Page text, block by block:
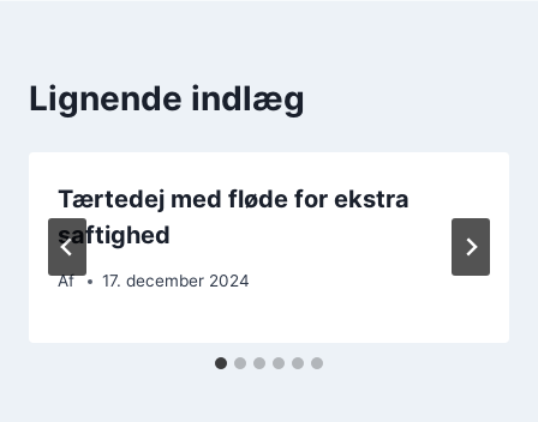
Lignende indlæg
Tærtedej med fløde for ekstra
saftighed
Af 17. december 2024